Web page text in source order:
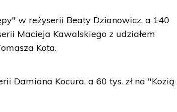
w reżyserii Beaty Dzianowicz, a 140
Macieja Kawalskiego z udziałem
Kota.
Damiana Kocura, a 60 tys. zł na "Kozią